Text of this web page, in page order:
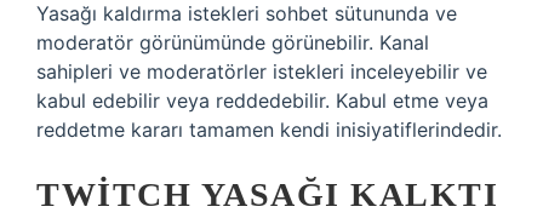
Yasağı kaldırma istekleri sohbet sütununda ve
moderatör görünümünde görünebilir. Kanal
sahipleri ve moderatörler istekleri inceleyebilir ve
kabul edebilir veya reddedebilir. Kabul etme veya
reddetme kararı tamamen kendi inisiyatiflerindedir.
TWITCH YASAĞI KALKTI